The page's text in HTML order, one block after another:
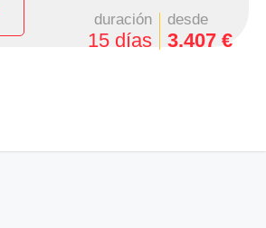
duración
15 días
desde
3.407 €